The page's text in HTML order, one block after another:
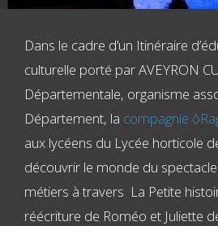
Dans le cadre d’un Itinéraire
culturelle porté par AVEYRON
Départementale, organisme
Département, la compagnie
aux lycéens du Lycée horticole
découvrir le monde du
métiers à travers La Petite
réécriture de Roméo et Juliette